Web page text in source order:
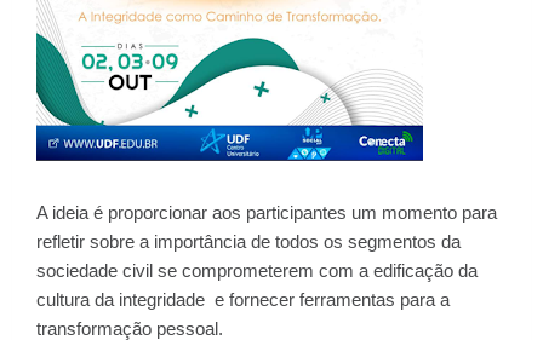
A ideia é proporcionar aos participantes um momento para
refletir sobre a importância de todos os segmentos da
sociedade civil se comprometerem com a edificação da
cultura da integridade e fornecer ferramentas para a
transformação pessoal.